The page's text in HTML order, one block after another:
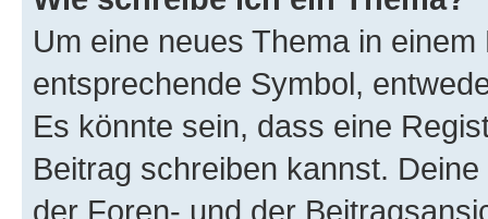
Um eine neues Thema in
entsprechende Symbol,
Es könnte sein, dass eine
Beitrag schreiben kannst.
der Foren- und der